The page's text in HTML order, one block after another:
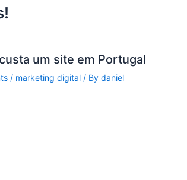
um site em Portugal
/ marketing digital/ By daniel